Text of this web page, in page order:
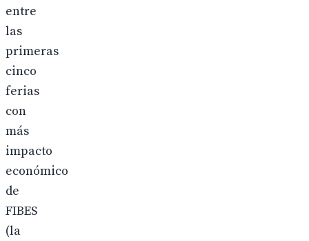
entre
las
primeras
cinco
ferias
con
más
impacto
económico
de
FIBES
(la